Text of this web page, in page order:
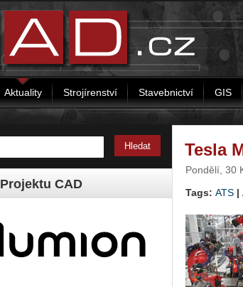
Aktuality Strojírenství Stavebnictví GIS
Projektu CAD
Tesla
Pondělí, 30
Tags: ATS |